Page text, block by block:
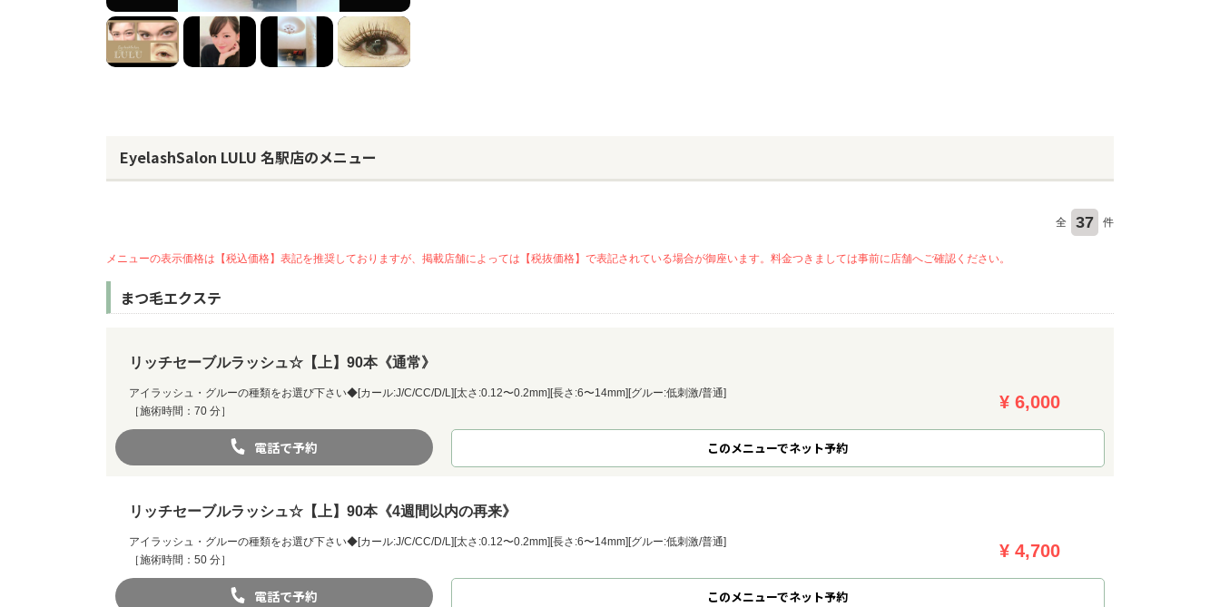
EyelashSalon LULU 名駅店のメニュー
全 37 件
メニューの表示価格は【税込価格】表記を推奨しておりますが、掲載店舗によっては【税抜価格】で表記されている場合が御座います。料金つきましては事前に店舗へご確認ください。
まつ毛エクステ
リッチセーブルラッシュ☆【上】90本《通常》
アイラッシュ・グルーの種類をお選び下さい◆[カール:J/C/CC/D/L][太さ:0.12〜0.2mm][長さ:6〜14mm][グルー:低刺激/普通]
［施術時間：70 分］
¥ 6,000
電話で予約 このメニューでネット予約
リッチセーブルラッシュ☆【上】90本《4週間以内の再来》
アイラッシュ・グルーの種類をお選び下さい◆[カール:J/C/CC/D/L][太さ:0.12〜0.2mm][長さ:6〜14mm][グルー:低刺激/普通]
［施術時間：50 分］
¥ 4,700
電話で予約 このメニューでネット予約